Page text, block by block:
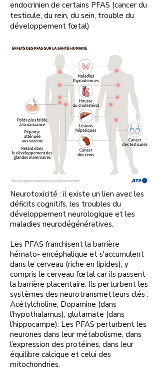
endocrinien de certains PFAS (cancer du
testicule, du rein, du sein, trouble du
développement fœtal)
Neurotoxicité : il existe un lien avec les
déficits cognitifs, les troubles du
développement neurologique et les
maladies neurodégénératives.
Les PFAS franchisent la barrière
hémato- encéphalique et s'accumulent
dans le cerveau (riche en lipides), y
compris le cerveau fœtal car ils passent
la barrière placentaire. Ils perturbent les
systèmes des neurotransmetteurs clés :
Acétylcholine, Dopamine (dans
l’hypothalamus), glutamate (dans
l’hippocampe). Les PFAS perturbent les
neurones dans leur métabolisme, dans
l’expression des protéines, dans leur
équilibre calcique et celui des
mitochondries.